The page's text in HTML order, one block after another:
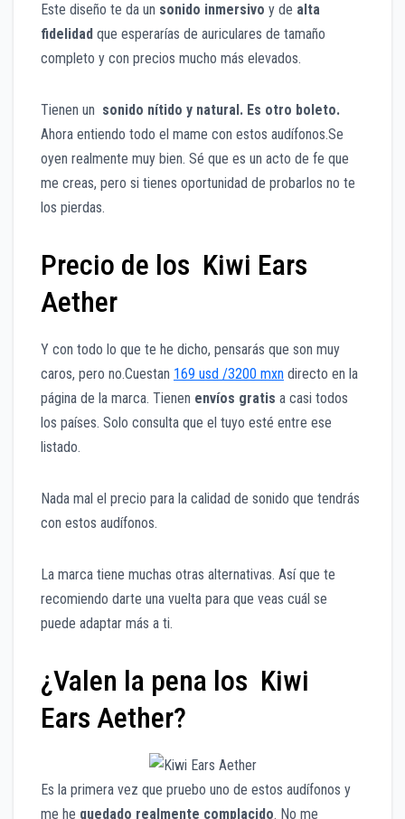
Este diseño te da un sonido inmersivo y de alta
fidelidad que esperarías de auriculares de tamaño
completo y con precios mucho más elevados.
Tienen un sonido nítido y natural. Es otro boleto.
Ahora entiendo todo el mame con estos audífonos.Se
oyen realmente muy bien. Sé que es un acto de fe que
me creas, pero si tienes oportunidad de probarlos no te
los pierdas.
Precio de los Kiwi Ears
Aether
Y con todo lo que te he dicho, pensarás que son muy
caros, pero no.Cuestan 169 usd /3200 mxn directo en la
página de la marca. Tienen envíos gratis a casi todos
los países. Solo consulta que el tuyo esté entre ese
listado.
Nada mal el precio para la calidad de sonido que tendrás
con estos audífonos.
La marca tiene muchas otras alternativas. Así que te
recomiendo darte una vuelta para que veas cuál se
puede adaptar más a ti.
¿Valen la pena los Kiwi
Ears Aether?
Es la primera vez que pruebo uno de estos audífonos y
me he quedado realmente complacido. No me